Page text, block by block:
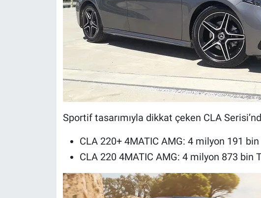
Sportif tasarımıyla dikkat çeken CLA
CLA 220+ 4MATIC AMG: 4 milyon 191
CLA 220 4MATIC AMG: 4 milyon 873 bin